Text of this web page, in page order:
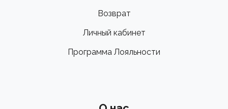
Возврат
Личный кабинет
Программа Лояльности